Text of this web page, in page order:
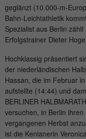
geglänzt (10.000-m-
Bahn-Leichtathletik
Spezialist aus Berlin
Erfolgstrainer Dieter
Hochklassig präsentiert
der niederländischen
Hassan, die im Februar
aufstellte (14:44) und
BERLINER
versuchen, in Berlin
vergangenen Herbst
ist die Kenianerin
Laufzeit 1
Zweck
Name
Anbieter hk-
Laufzeit 1
Zweck